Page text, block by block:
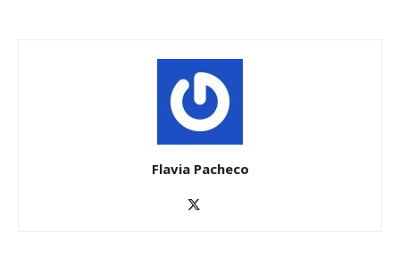
Flavia Pacheco